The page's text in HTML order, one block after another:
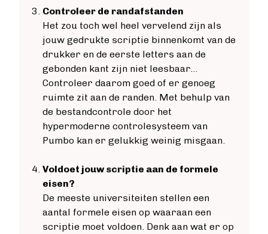
Controleer de randafstanden
Het zou toch wel heel vervelend zijn als
jouw gedrukte scriptie binnenkomt van de
drukker en de eerste letters aan de
gebonden kant zijn niet leesbaar…
Controleer daarom goed of er genoeg
ruimte zit aan de randen. Met behulp van
de bestandcontrole door het
hypermoderne controlesysteem van
Pumbo kan er gelukkig weinig misgaan.
Voldoet jouw scriptie aan de formele
eisen?
De meeste universiteiten stellen een
aantal formele eisen op waaraan een
scriptie moet voldoen. Denk aan wat er op